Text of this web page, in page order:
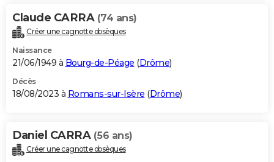
Claude CARRA (74 ans)
Créer une cagnotte obsèques
Naissance
21/06/1949 à Bourg-de-Péage (Drôme)
Décès
18/08/2023 à Romans-sur-Isère (Drôme)
Daniel CARRA (56 ans)
Créer une cagnotte obsèques